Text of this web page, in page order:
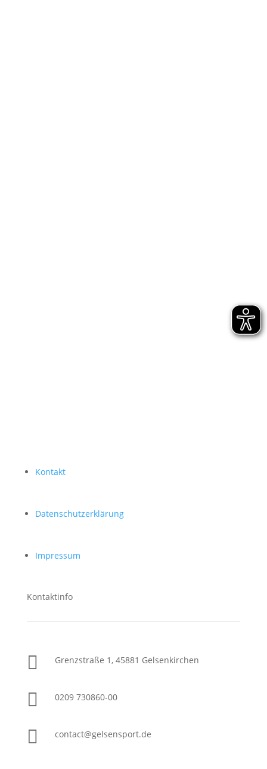
Kontakt
Datenschutzerklärung
Impressum
Kontaktinfo
 Grenzstraße 1, 45881 Gelsenkirchen
 0209 730860-00
 contact@gelsensport.de